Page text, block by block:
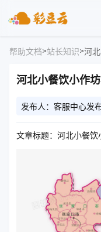
帮助文档>站长知识>河
河北小餐饮小作
发布人：客服中心发
文章标题：河北小餐